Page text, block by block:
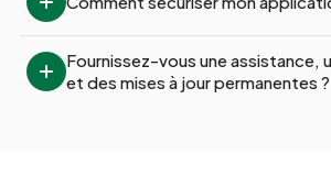
Fournissez-vous une assistance,
et des mises à jour permanentes ?